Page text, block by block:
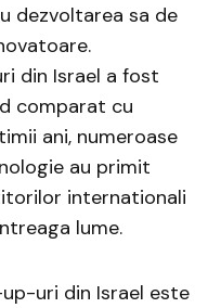
dezvoltarea sa de
din Israel a fost
comparat cu
ani, numeroase
au primit
internationali
lume.
uri din Israel este